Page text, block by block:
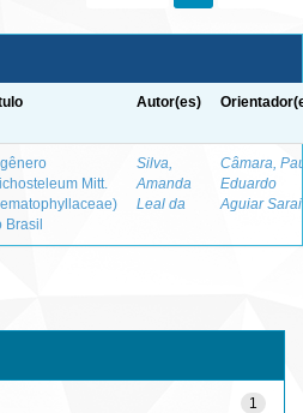
Autor(es)
Mitt.
Brasil
Silva,
Amanda
Leal da
Câmara,
Eduardo
Aguiar
1